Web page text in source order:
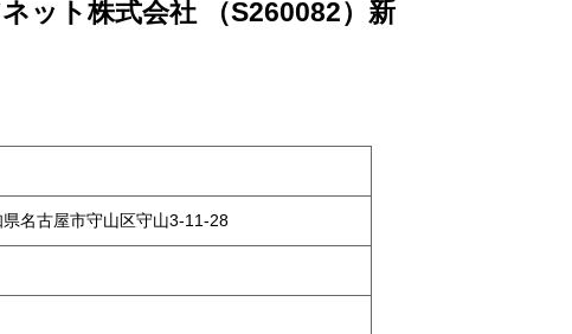
ット株式会社 （S260082）新
名古屋市守山区守山3-11-28